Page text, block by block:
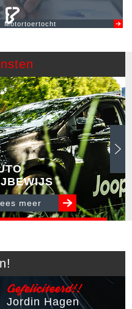
Motortoertocht
meer
Gefeliciteerd!!
Jordin Hagen